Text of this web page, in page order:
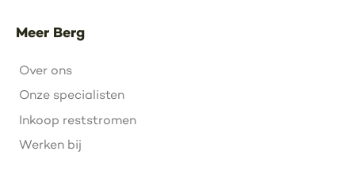
Meer Berg
Over ons
Onze specialisten
Inkoop reststromen
Werken bij